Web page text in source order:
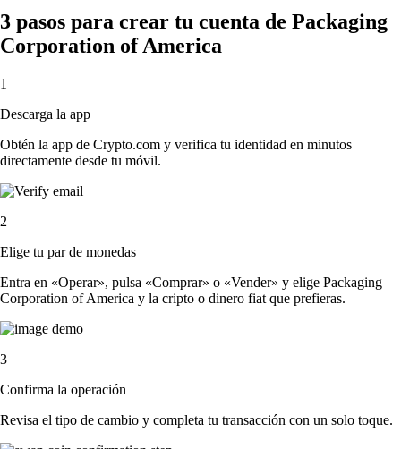
3 pasos para crear tu cuenta de Packaging
Corporation of America
1
Descarga la app
Obtén la app de Crypto.com y verifica tu identidad en minutos
directamente desde tu móvil.
2
Elige tu par de monedas
Entra en «Operar», pulsa «Comprar» o «Vender» y elige Packaging
Corporation of America y la cripto o dinero fiat que prefieras.
3
Confirma la operación
Revisa el tipo de cambio y completa tu transacción con un solo toque.